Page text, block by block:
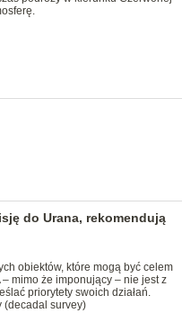
do Urana, rekomendują
obiektów, które mogą być celem
mimo że imponujący – nie jest z
priorytety swoich działań.
(decadal survey)